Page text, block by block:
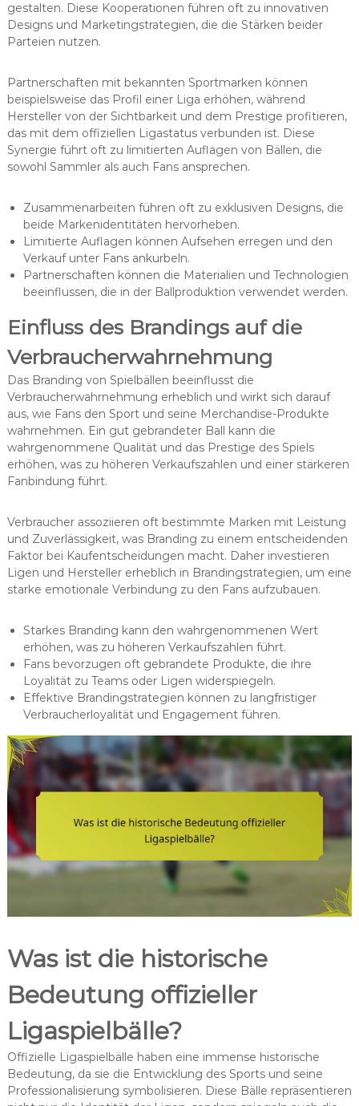
gestalten. Diese Kooperationen führen oft zu innovativen
Designs und Marketingstrategien, die die Stärken beider
Parteien nutzen.
Partnerschaften mit bekannten Sportmarken können
beispielsweise das Profil einer Liga erhöhen, während
Hersteller von der Sichtbarkeit und dem Prestige profitieren,
das mit dem offiziellen Ligastatus verbunden ist. Diese
Synergie führt oft zu limitierten Auflagen von Bällen, die
sowohl Sammler als auch Fans ansprechen.
Zusammenarbeiten führen oft zu exklusiven Designs, die
beide Markenidentitäten hervorheben.
Limitierte Auflagen können Aufsehen erregen und den
Verkauf unter Fans ankurbeln.
Partnerschaften können die Materialien und Technologien
beeinflussen, die in der Ballproduktion verwendet werden.
Einfluss des Brandings auf die
Verbraucherwahrnehmung
Das Branding von Spielbällen beeinflusst die
Verbraucherwahrnehmung erheblich und wirkt sich darauf
aus, wie Fans den Sport und seine Merchandise-Produkte
wahrnehmen. Ein gut gebrandeter Ball kann die
wahrgenommene Qualität und das Prestige des Spiels
erhöhen, was zu höheren Verkaufszahlen und einer stärkeren
Fanbindung führt.
Verbraucher assoziieren oft bestimmte Marken mit Leistung
und Zuverlässigkeit, was Branding zu einem entscheidenden
Faktor bei Kaufentscheidungen macht. Daher investieren
Ligen und Hersteller erheblich in Brandingstrategien, um eine
starke emotionale Verbindung zu den Fans aufzubauen.
Starkes Branding kann den wahrgenommenen Wert
erhöhen, was zu höheren Verkaufszahlen führt.
Fans bevorzugen oft gebrandete Produkte, die ihre
Loyalität zu Teams oder Ligen widerspiegeln.
Effektive Brandingstrategien können zu langfristiger
Verbraucherloyalität und Engagement führen.
Was ist die historische
Bedeutung offizieller
Ligaspielbälle?
Offizielle Ligaspielbälle haben eine immense historische
Bedeutung, da sie die Entwicklung des Sports und seine
Professionalisierung symbolisieren. Diese Bälle repräsentieren